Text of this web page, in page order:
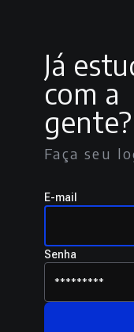
Já
com a
gente?
Faça seu
E-mail
Senha